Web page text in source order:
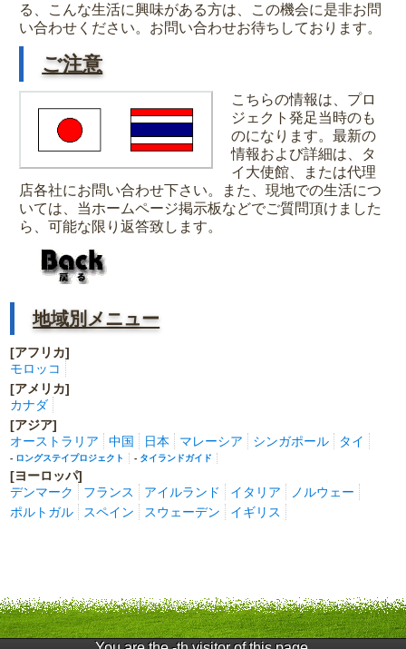
る、こんな生活に興味がある方は、この機会に是非お問
い合わせください。お問い合わせお待ちしております。
ご注意
こちらの情報は、プロ
ジェクト発足当時のも
のになります。最新の
情報および詳細は、タ
イ大使館、または代理
店各社にお問い合わせ下さい。また、現地での生活につ
いては、当ホームページ掲示板などでご質問頂けました
ら、可能な限り返答致します。
地域別メニュー
[アフリカ]
モロッコ
[アメリカ]
カナダ
[アジア]
オーストラリア
中国 日本 マレーシア シンガポール タイ
- ロングステイプロジェクト - タイランドガイド
[ヨーロッパ]
デンマーク
フランス アイルランド イタリア
ノルウェー
ポルトガル
スペイン スウェーデン イギリス